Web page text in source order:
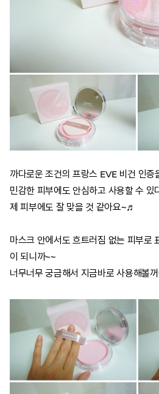
까다로운 조건의 프랑스 EVE 비건 인증
민감한 피부에도 안심하고 사용할 수 있
제 피부에도 잘 맞을 것 같아요~♬
마스크 안에서도 흐트러짐 없는 피부로
이 되니까~~
너무너무 궁금해서 지금바로 사용해볼